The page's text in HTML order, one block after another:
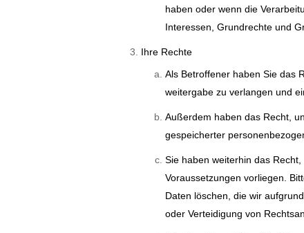
haben oder wenn die
Interessen, Grundrechte und
Ihre Rechte
Als Betroffener haben Sie das
weitergabe zu verlangen und
Außerdem haben das Recht,
gespeicherter
Sie haben weiterhin das
Voraussetzungen vorliegen.
Daten löschen, die wir
oder Verteidigung von